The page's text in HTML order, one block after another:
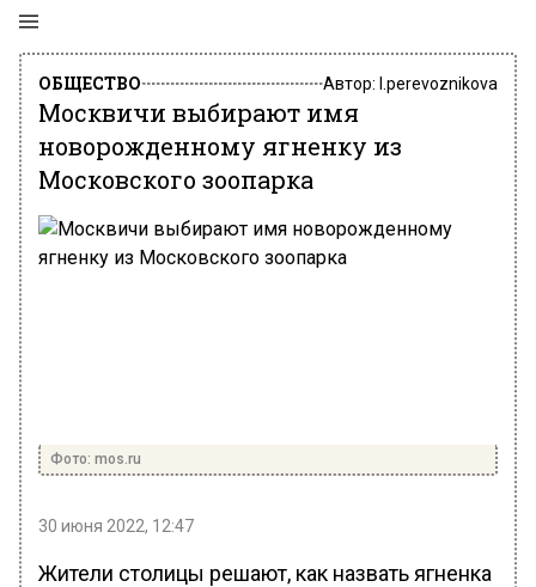
ОБЩЕСТВО Автор: l.perevoznikova
Москвичи выбирают имя
новорожденному ягненку из
Московского зоопарка
Фото: mos.ru
30 июня 2022, 12:47
Жители столицы решают, как назвать ягненка